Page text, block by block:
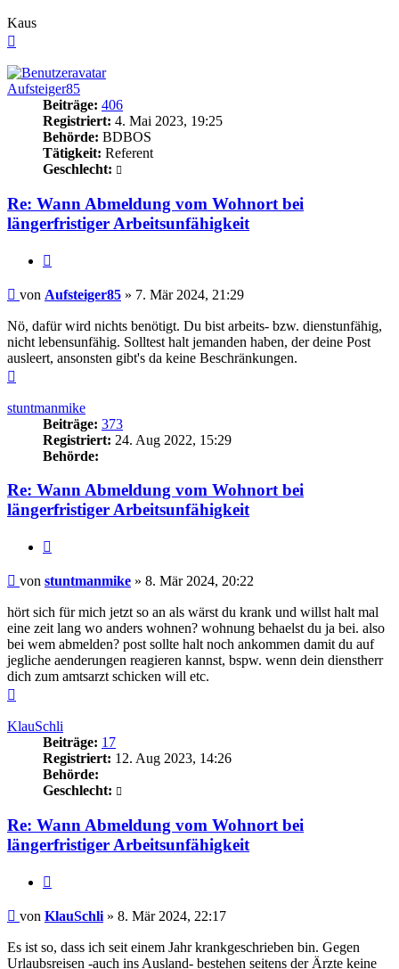
Kaus
Aufsteiger85
Beiträge: 406
Registriert: 4. Mai 2023, 19:25
Behörde: BDBOS
Tätigkeit: Referent
Geschlecht:
Re: Wann Abmeldung vom Wohnort bei
längerfristiger Arbeitsunfähigkeit
Beitrag
von Aufsteiger85 » 7. Mär 2024, 21:29
Nö, dafür wird nichts benötigt. Du bist arbeits- bzw. dienstunfähig,
nicht lebensunfähig. Solltest halt jemanden haben, der deine Post
ausleert, ansonsten gibt's da keine Beschränkungen.
stuntmanmike
Beiträge: 373
Registriert: 24. Aug 2022, 15:29
Behörde:
Re: Wann Abmeldung vom Wohnort bei
längerfristiger Arbeitsunfähigkeit
Beitrag
von stuntmanmike » 8. Mär 2024, 20:22
hört sich für mich jetzt so an als wärst du krank und willst halt mal
eine zeit lang wo anders wohnen? wohnung behaelst du ja bei. also
bei wem abmelden? post sollte halt noch ankommen damit du auf
jegliche aenderungen reagieren kannst, bspw. wenn dein dienstherr
dich zum amtsarzt schicken will etc.
KlauSchli
Beiträge: 17
Registriert: 12. Aug 2023, 14:26
Behörde:
Geschlecht:
Re: Wann Abmeldung vom Wohnort bei
längerfristiger Arbeitsunfähigkeit
Beitrag
von KlauSchli » 8. Mär 2024, 22:17
Es ist so, dass ich seit einem Jahr krankgeschrieben bin. Gegen
Urlaubsreisen -auch ins Ausland- bestehen seitens der Ärzte keine